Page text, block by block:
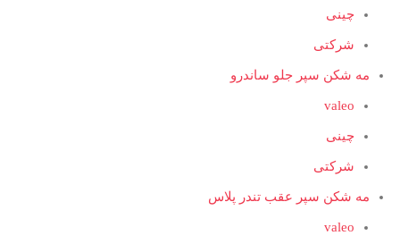
چینی
شرکتی
مه شکن سپر جلو ساندرو
valeo
چینی
شرکتی
مه شکن سپر عقب تندر پلاس
valeo